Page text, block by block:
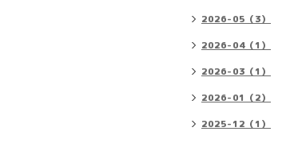
2026-05（3）
2026-04（1）
2026-03（1）
2026-01（2）
2025-12（1）